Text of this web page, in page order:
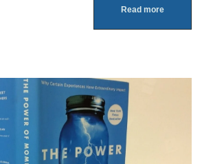
Read more